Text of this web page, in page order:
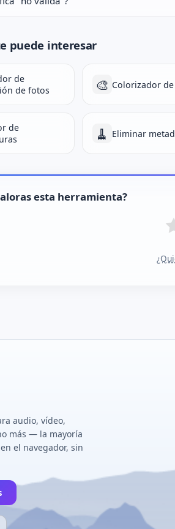
puede interesar
de
de fotos
🎨 Colorizador
de
🧹 Eliminar
esta herramienta?
audio, vídeo,
más — la mayoría
el navegador, sin